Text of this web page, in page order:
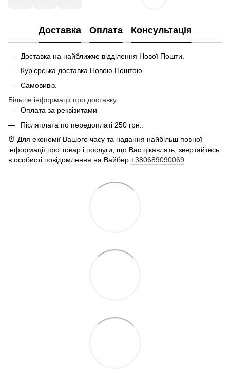
Доставка Оплата Консультація
Доставка на найближче відділення Нової Пошти.
Кур'єрська доставка Новою Поштою.
Самовивіз.
Більше інформації про доставку
Оплата за реквізитами
Післяплата по передоплаті 250 грн..
⏰ Для економії Вашого часу та надання найбільш повної
інформації про товар і послуги, що Вас цікавлять, звертайтесь
в особисті повідомлення на Вайбер +380689090069